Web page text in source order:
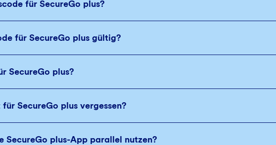
für SecureGo plus?
für SecureGo plus gültig?
SecureGo plus?
SecureGo plus vergessen?
SecureGo plus-App parallel nutzen?